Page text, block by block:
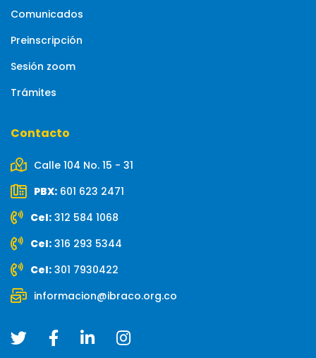
Comunicados
Preinscripción
Sesión zoom
Trámites
Contacto
Calle 104 No. 15 - 31
PBX: 601 623 2471
Cel: 312 584 1068
Cel: 316 293 5344
Cel: 301 7930422
informacion@ibraco.org.co